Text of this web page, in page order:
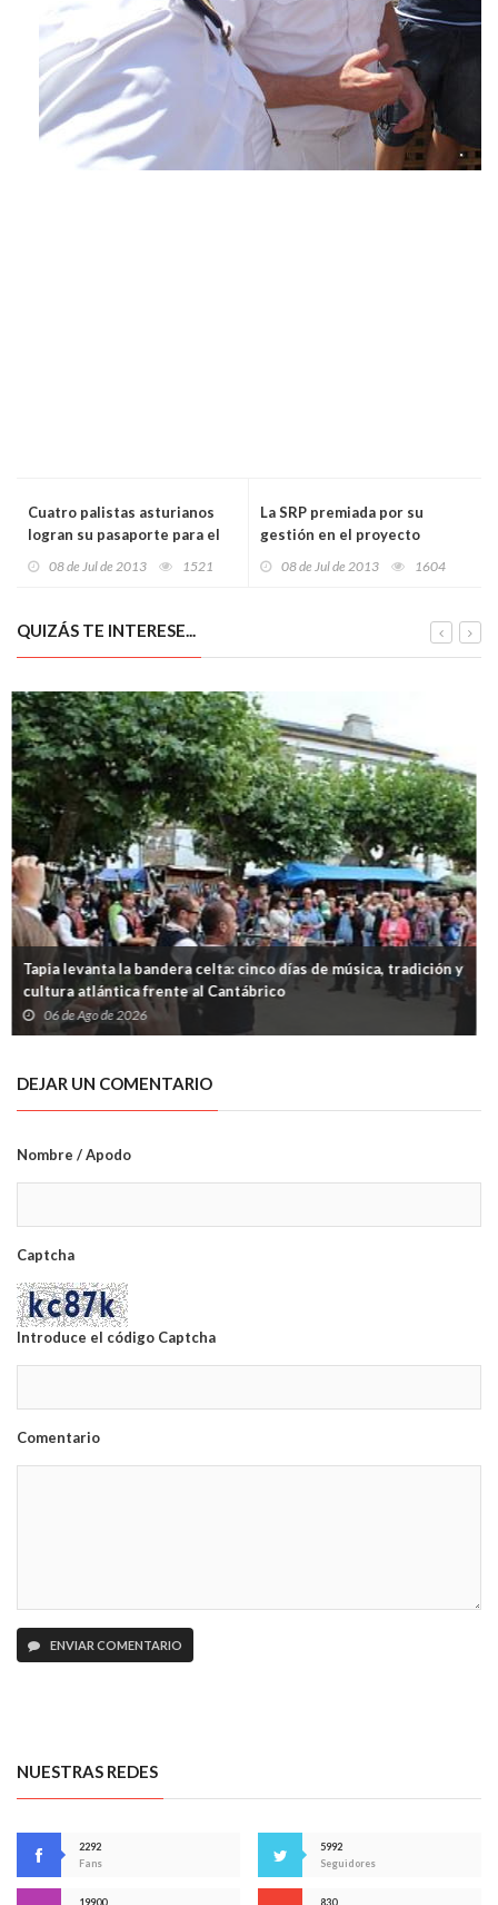
Cuatro palistas asturianos
logran su pasaporte para el
08 de Jul de 2013 1521
La SRP premiada por su
gestión en el proyecto
08 de Jul de 2013 1604
QUIZÁS TE INTERESE...
Asturiano y eonaviego desde cualquier lugar del mundo:
abiertos tres cursos gratuitos por internet
05 de Ago de 2026
DEJAR UN COMENTARIO
Nombre / Apodo
Captcha
Introduce el código Captcha
Comentario
ENVIAR COMENTARIO
NUESTRAS REDES
2292
Fans
5992
Seguidores